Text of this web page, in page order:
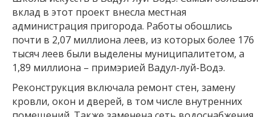
вклад в этот проект внесла местная
администрация пригорода. Работы обошлись
почти в 2,07 миллиона леев, из которых более 176
тысяч леев были выделены муниципалитетом, а
1,89 миллиона – примэрией Вадул-луй-Водэ.
Реконструкция включала ремонт стен, замену
кровли, окон и дверей, в том числе внутренних